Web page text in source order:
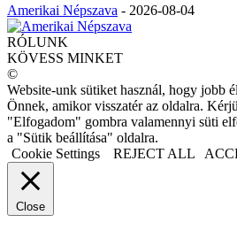
Amerikai Népszava - 2026-08-04
RÓLUNK
KÖVESS MINKET
©
Website-unk sütiket használ, hogy jobb
Önnek, amikor visszatér az oldalra.
"Elfogadom" gombra valamennyi süti
a "Sütik beállítása" oldalra.
Cookie Settings
REJECT ALL
Close